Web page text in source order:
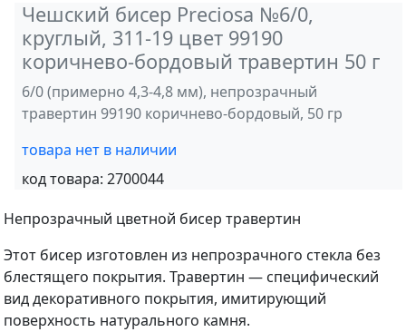
Чешский бисер Preciosa №6/0,
круглый, 311-19 цвет 99190
коричнево-бордовый травертин 50 г
6/0 (примерно 4,3-4,8 мм), непрозрачный
травертин 99190 коричнево-бордовый, 50 гр
товара нет в наличии
код товара: 2700044
Непрозрачный цветной бисер травертин
Этот бисер изготовлен из непрозрачного стекла без
блестящего покрытия. Травертин — специфический
вид декоративного покрытия, имитирующий
поверхность натурального камня.